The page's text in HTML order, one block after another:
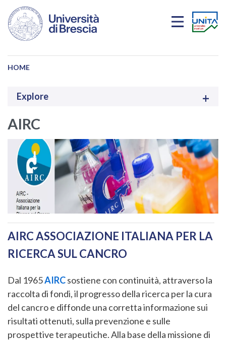
Skip to main content
HOME
Explore
AIRC
AIRC ASSOCIAZIONE ITALIANA PER LA
RICERCA SUL CANCRO
Dal 1965AIRCsostiene con continuità, attraverso la
raccolta di fondi, il progresso della ricerca per la cura
del cancro e diffonde una corretta informazione sui
risultati ottenuti, sulla prevenzione e sulle
prospettive terapeutiche. Alla base della missione di